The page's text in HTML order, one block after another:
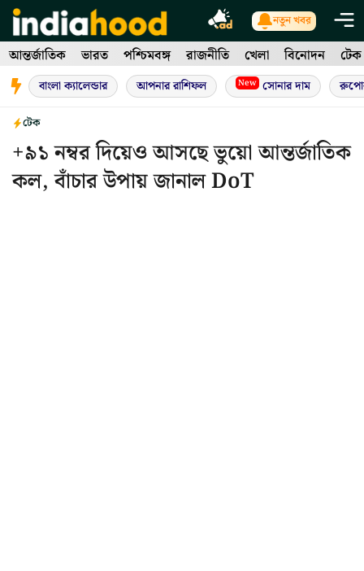
Skip
to
content
নতুন খবর
আন্তর্জাতিক ভারত পশ্চিমবঙ্গ রাজনীতি খেলা বিনোদন টেক
বাংলা ক্যালেন্ডার আপনার রাশিফল New সোনার দাম
টেক
+৯১ নম্বর দিয়েও আসছে ভুয়ো আন্তর্জাতিক
কল, বাঁচার উপায় জানাল DoT